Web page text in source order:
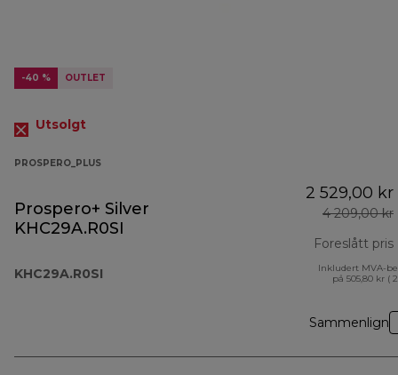
-40 % OUTLET
Utsolgt
PROSPERO_PLUS
Prospero+ Silver
KHC29A.R0SI
KHC29A.R0SI
2 529,00 kr
4 209,00 kr
Foreslått pris
Inkludert MVA-
på 505,80 kr (
Sammenlign